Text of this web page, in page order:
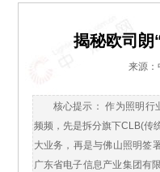
揭秘欧司朗
来源：
核心提示： 作为照明行
频频，先是拆分旗下CLB(传
大业务，再是与佛山照明签
广东省电子信息产业集团有